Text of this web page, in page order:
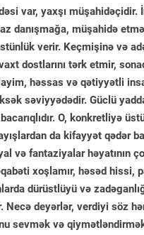
var, yaxşı müşahidəçidir.
danışmağa, müşahidə
verir. Keçmişinə və
dostlarını tərk etmir,
həssas və qətiyyətli
səviyyədədir. Güclü
O, konkretliyə
da kifayyət qədər
və fantaziyalar həyatının
xoşlamır, həsəd hissi,
dürüstlüyü və
Necə deyərlər, verdiyi söz
sevmək və qiymətləndirmək